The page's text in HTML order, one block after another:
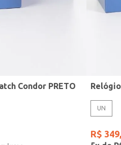
Condor PRETO
UN
R$ 349,